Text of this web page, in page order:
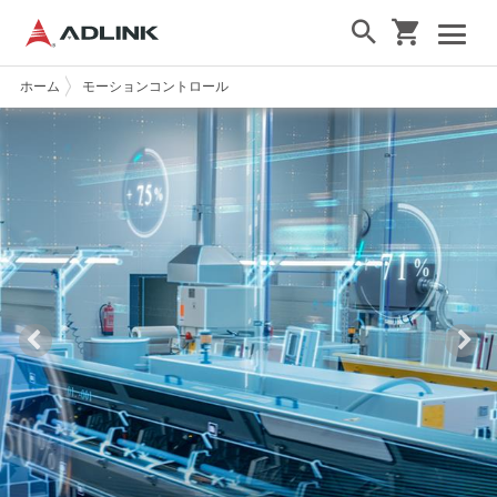
ホーム モーションコントロール